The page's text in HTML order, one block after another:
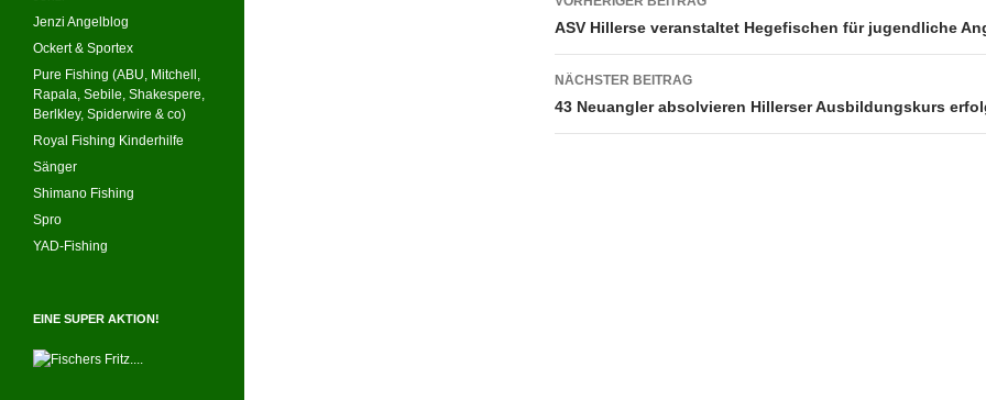
ASV Hillerse veranstaltet Hegefischen für jugendliche
NÄCHSTER BEITRAG
43 Neuangler absolvieren Hillerser Ausbildungskurs
Jenzi Angelblog
Ockert & Sportex
Pure Fishing (ABU, Mitchell,
Rapala, Sebile, Shakespere,
Berlkley, Spiderwire & co)
Royal Fishing Kinderhilfe
Sänger
Shimano Fishing
Spro
YAD-Fishing
EINE SUPER AKTION!